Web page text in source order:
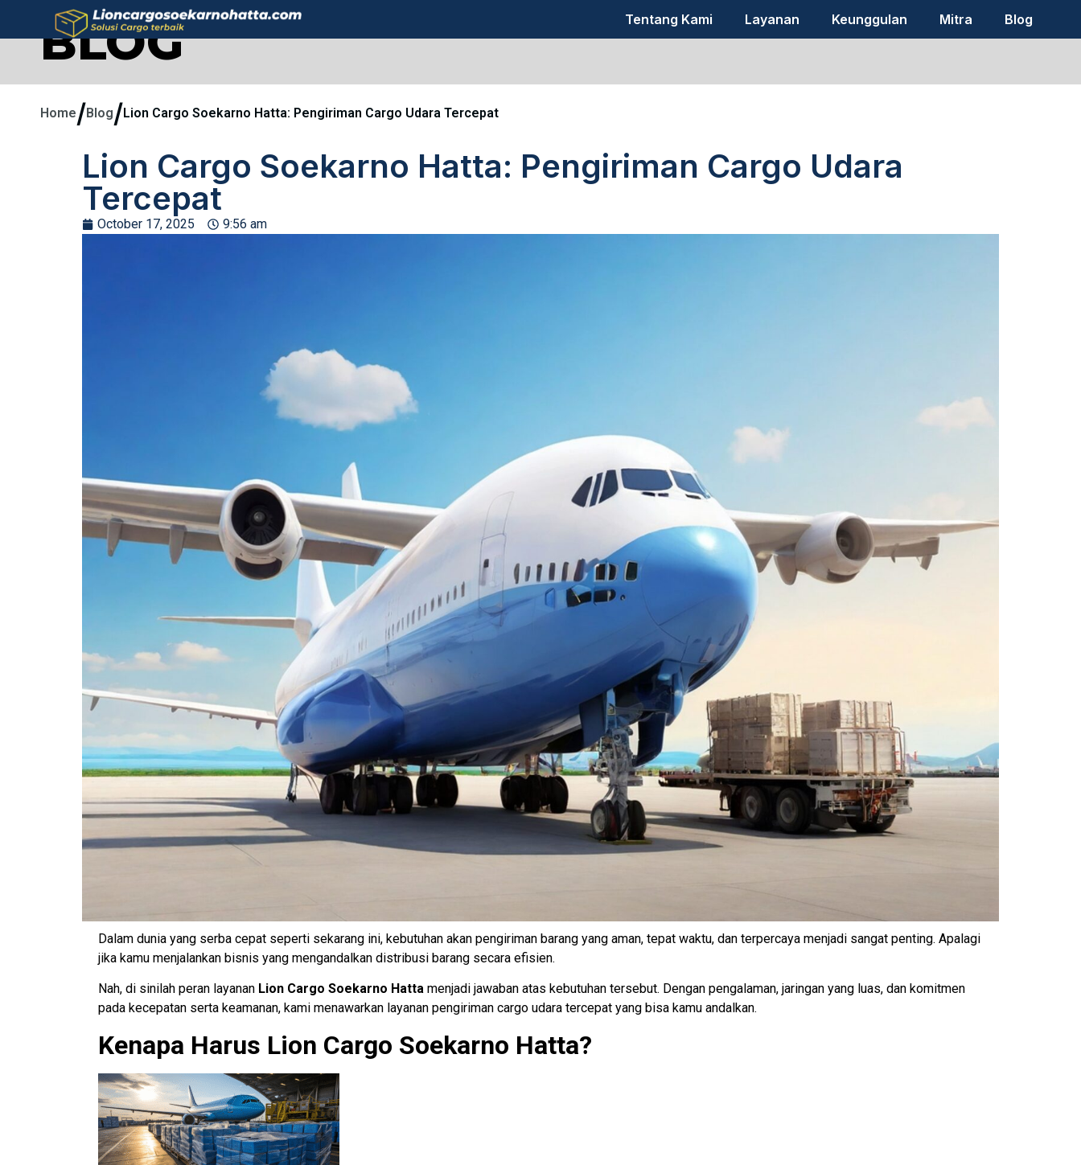
Tentang Kami Layanan Keunggulan Mitra Blog
BLOG
Home/Blog/Lion Cargo Soekarno Hatta: Pengiriman Cargo Udara Tercepat
Lion Cargo Soekarno Hatta: Pengiriman Cargo Udara
Tercepat
October 17, 2025 9:56 am
Dalam dunia yang serba cepat seperti sekarang ini, kebutuhan akan pengiriman barang yang aman, tepat waktu, dan terpercaya menjadi sangat penting. Apalagi
jika kamu menjalankan bisnis yang mengandalkan distribusi barang secara efisien.
Nah, di sinilah peran layanan Lion Cargo Soekarno Hatta menjadi jawaban atas kebutuhan tersebut. Dengan pengalaman, jaringan yang luas, dan komitmen
pada kecepatan serta keamanan, kami menawarkan layanan pengiriman cargo udara tercepat yang bisa kamu andalkan.
Kenapa Harus Lion Cargo Soekarno Hatta?